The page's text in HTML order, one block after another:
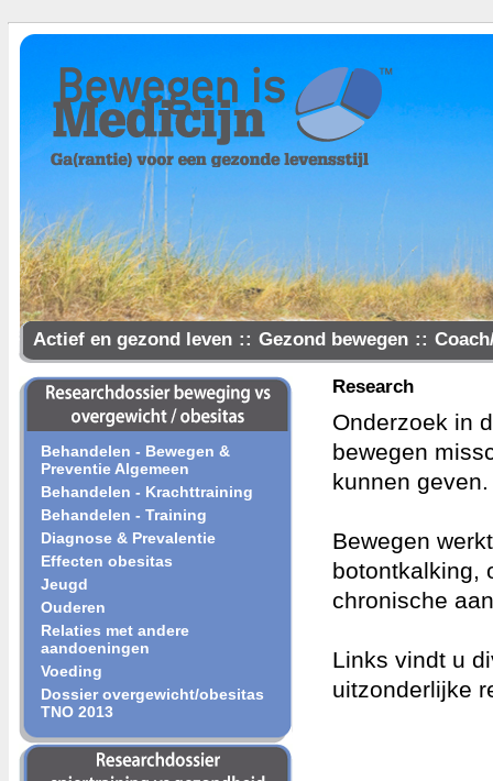
Actief en gezond leven :: Gezond bewegen ::
Samen gezonder
Behandelen - Bewegen &
Preventie Algemeen
Behandelen - Krachttraining
Behandelen - Training
Diagnose & Prevalentie
Effecten obesitas
Jeugd
Ouderen
Relaties met andere
aandoeningen
Voeding
Dossier overgewicht/obesitas
TNO 2013
Research
Onderzoek in
bewegen
kunnen geven.
Bewegen
botontkalking,
chronische
Links vindt u
uitzonderlijke